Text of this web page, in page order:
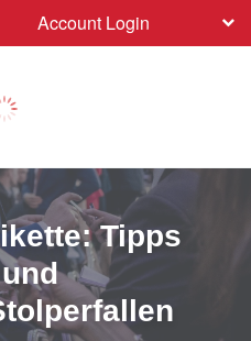
Account Login
Tipps